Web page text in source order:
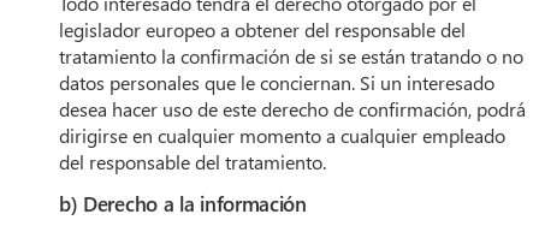
legislador europeo a obtener del responsable del
tratamiento la confirmación de si se están tratando o no
datos personales que le conciernan. Si un interesado
desea hacer uso de este derecho de confirmación, podrá
dirigirse en cualquier momento a cualquier empleado
del responsable del tratamiento.
b) Derecho a la información